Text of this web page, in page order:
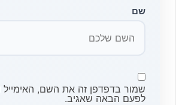
שם
שמור בדפדפן זה את השם, האימייל
לפעם הבאה שאגיב.